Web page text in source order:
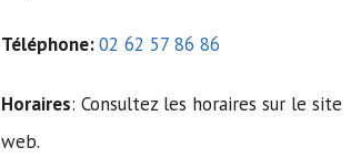
Téléphone:02 62 57 86 86
Horaires: Consultez les horaires sur le site
web.